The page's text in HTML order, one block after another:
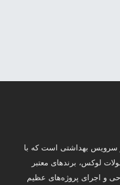
سرویس بهداشتی است که با
لوکس، برندهای معتبر
و اجرای پروژه‌های عظیم